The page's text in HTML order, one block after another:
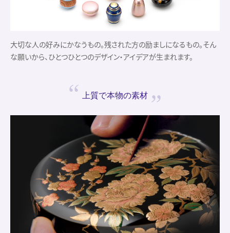
大切な人の好みにかなうもの。残された方の励ましになるもの。そん
な願いから、ひとつひとつのデザイン・アイデアが生まれます。
上質で本物の素材